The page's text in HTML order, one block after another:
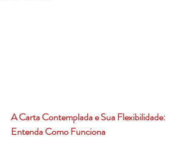
A Carta Contemplada e Sua Flexibilidade:
Entenda Como Funciona